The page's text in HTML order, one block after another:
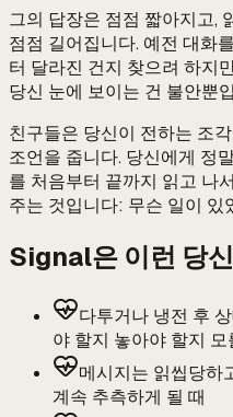
그의 답장은 점점 짧아지고,
점점 길어집니다. 예전 대화
터 달라진 건지 찾으려 하지
당신 눈에 보이는 건 불안뿐
친구들은 당신이 전하는 조
조언을 줍니다. 당신에게 정
를 처음부터 끝까지 읽고 나
주는 것입니다: 무슨 일이 있
Signal은 이런 당
다투거나 냉전 후
야 할지 놓아야 할지 모
메시지는 읽씹당하
계속 추측하게 될 때